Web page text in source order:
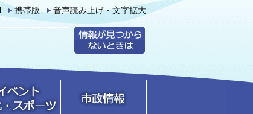
携帯版 音声読み上げ・文字拡大